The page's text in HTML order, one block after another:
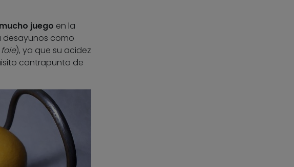
juego en la
desayunos como
foie), ya que su acidez
contrapunto de